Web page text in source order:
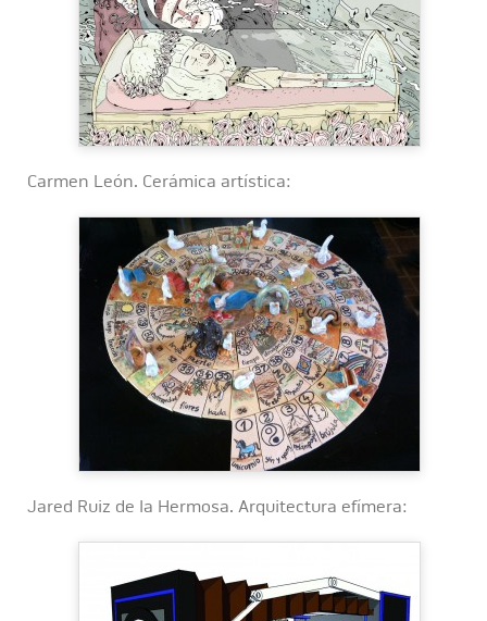
Carmen León. Cerámica artística:
Jared Ruiz de la Hermosa. Arquitectura efímera: